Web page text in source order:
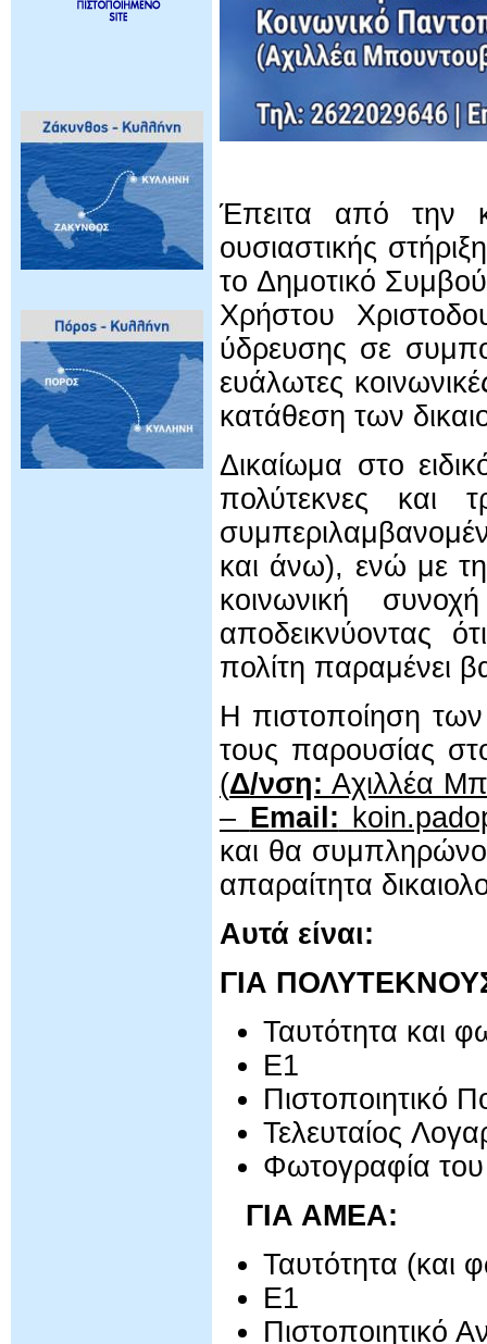
Έπειτα από την
ουσιαστικής
το Δημοτικό
Χρήστου
ύδρευσης σε
ευάλωτες
κατάθεση των
Δικαίωμα στο
πολύτεκνες και
και άνω), ενώ με
κοινωνική
αποδεικνύοντας
πολίτη παραμένει
Η πιστοποίηση των
τους παρουσίας
(Δ/νση: Αχιλλέα
– Email:
και θα
απαραίτητα
Αυτά είναι:
ΓΙΑ
Ταυτότητα και
Ε1
Πιστοποιητικό
Τελευταίος
Φωτογραφία
ΓΙΑ ΑΜΕΑ:
Ταυτότητα (και
Ε1
Πιστοποιητικό